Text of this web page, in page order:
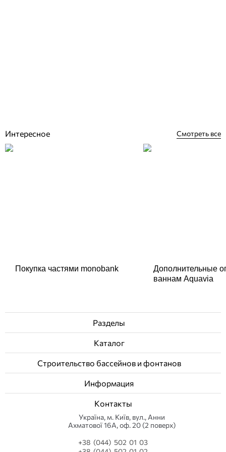
Интересное Смотреть все
Покупка частями monobank
Дополнительные
ваннам Aquavia
Разделы
Каталог
Строительство бассейнов и фонтанов
Информация
Контакты
Українa, м. Київ, вул., Анни
Ахматової 16А, оф. 20 (2 поверх)
+38 (044) 502 01 03